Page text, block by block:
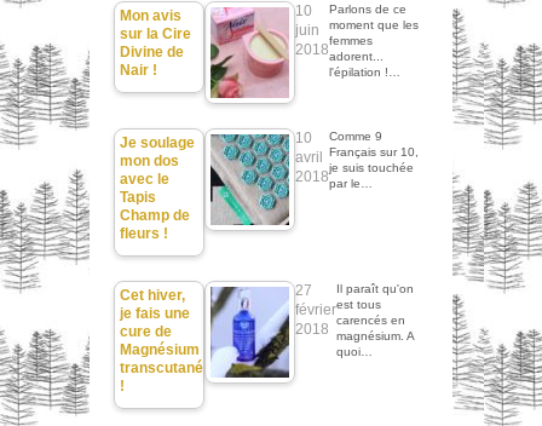
Mon avis
sur la Cire
Divine de
Nair !
10
juin
2018
Parlons de ce
moment que les
femmes
adorent...
l'épilation !…
Je soulage
mon dos
avec le
Tapis
Champ de
fleurs !
10
avril
2018
Comme 9
Français sur 10,
je suis touchée
par le…
Cet hiver,
je fais une
cure de
Magnésium
transcutané
!
27
février
2018
Il paraît qu'on
est tous
carencés en
magnésium. A
quoi…